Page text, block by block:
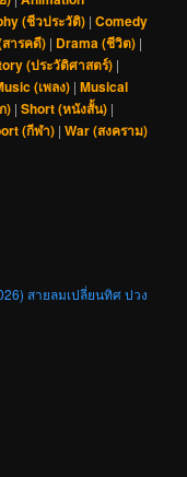
(ชีวประวัติ) |Comedy
ารคดี) | Drama (ชีวิต) |
(ประวัติศาสตร์) |
(เพลง) |Musical
) |Short (หนังสั้น) |
(กีฬา) |War (สงคราม)
สายลมเปลี่ยนทิศ ปวง